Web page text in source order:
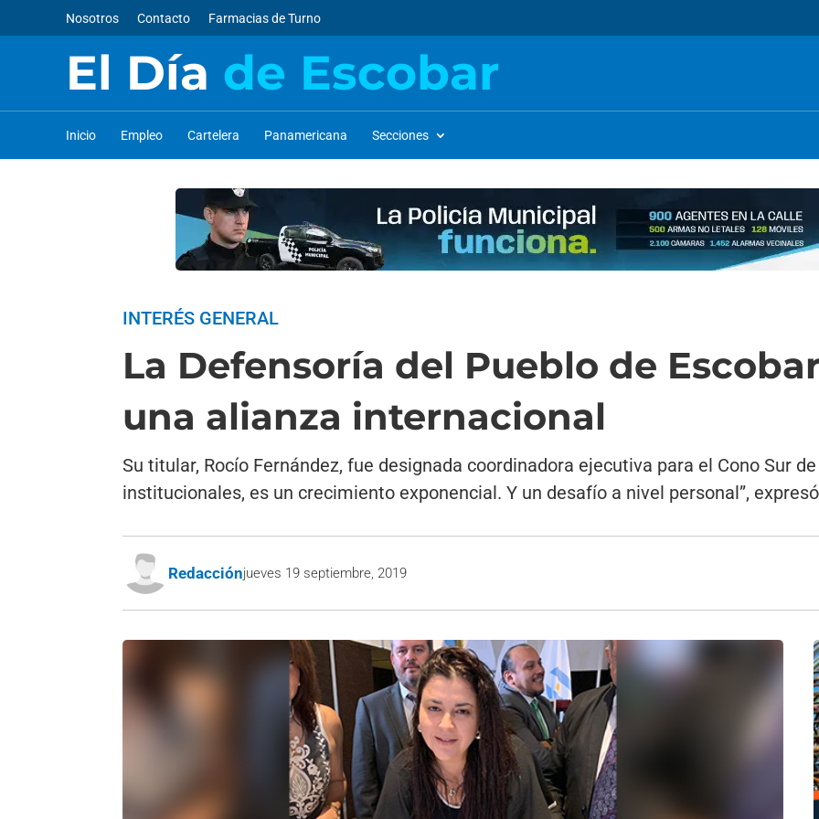
Nosotros Contacto Farmacias de Turno
El Día de Escobar
Inicio Empleo Cartelera Panamericana Secciones
INTERÉS GENERAL
La Defensoría del Pueblo de
una alianza internacional
Su titular, Rocío Fernández, fue designada coordinadora ejecutiva para el Cono Sur
institucionales, es un crecimiento exponencial. Y un desafío a nivel personal”,
Redacciónjueves 19 septiembre, 2019